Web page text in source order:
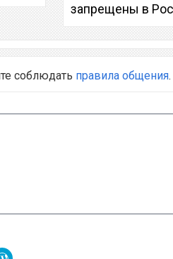
запрещены в
соблюдать правила общения.